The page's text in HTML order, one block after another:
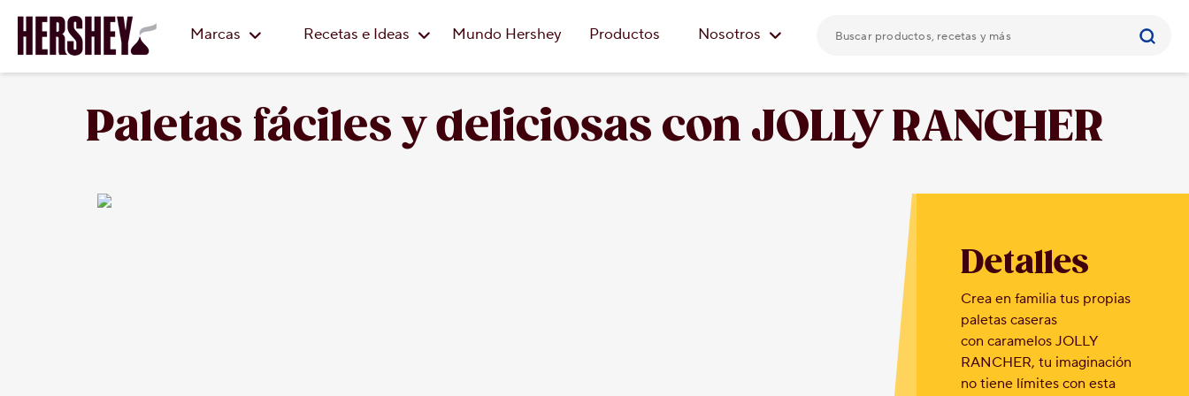
Marcas
Recetas e Ideas Mundo Hershey Productos Nosotros
Paletas fáciles y deliciosas con JOLLY RANCHER
Detalles
Crea en familia tus propias
paletas caseras
con caramelos JOLLY
RANCHER, tu imaginación
no tiene límites con esta